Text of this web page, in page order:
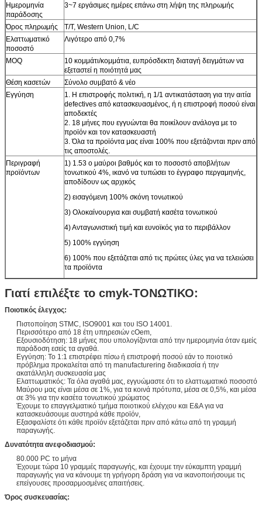
Ημερομηνία
παράδοσης
3~7 εργάσιμες ημέρες επάνω στη λήψη της πληρωμής
Όρος πληρωμής
T/T, Western Union, L/C
Ελαττωματικό
ποσοστό
Λιγότερο από 0,7%
MOQ
10 κομμάτι/κομμάτια, ευπρόσδεκτη διαταγή δειγμάτων να
εξεταστεί η ποιότητά μας
Θέση κασετών
Σύνολο συμβατό & νέο
Εγγύηση
1. Η επιστροφής πολιτική, η 1/1 αντικατάσταση για την αιτία
defectives από κατασκευασμένος, ή η επιστροφή ποσού είναι
αποδεκτές
2. 18 μήνες που εγγυώνται θα ποικίλουν ανάλογα με το
προϊόν και τον κατασκευαστή
3. Όλα τα προϊόντα μας είναι 100% που εξετάζονται πριν από
τις αποστολές.
Περιγραφή
προϊόντων
1) 1.53 ο μαύροι βαθμός και το ποσοστό αποβλήτων
τονωτικού 4%, ικανό να τυπώσει το έγγραφο περγαμηνής,
αποδίδουν ως αρχικός
2) εισαγόμενη 100% σκόνη τονωτικού
3) Ολοκαίνουργια και συμβατή κασέτα τονωτικού
4) Ανταγωνιστική τιμή και ευνοϊκός για το περιβάλλον
5) 100% εγγύηση
6) 100% που εξετάζεται από τις πρώτες ύλες για να τελειώσει
τα προϊόντα
Γιατί επιλέξτε το cmyk-ΤΟΝΩΤΙΚΟ:
Ποιοτικός έλεγχος:
Πιστοποίηση STMC, ISO9001 και του ISO 14001.
Περισσότερο από 18 έτη υπηρεσιών cOem,
Εξουσιοδότηση: 18 μήνες που υπολογίζονται από την ημερομηνία όταν εμείς
παράδοση εσείς τα αγαθά.
Εγγύηση: Το 1:1 επιστρέφει πίσω ή επιστροφή ποσού εάν το ποιοτικό
πρόβλημα προκαλείται από τη manufacturering διαδικασία ή την
ακατάλληλη συσκευασία μας
Ελαττωματικός: Τα όλα αγαθά μας, εγγυώμαστε ότι το ελαττωματικό ποσοστό
Μαύρου μας είναι μέσα σε 1%, για τα κοινά πρότυπα, μέσα σε 0,5%, και μέσα
σε 3% για την κασέτα τονωτικού χρώματος
Έχουμε το επαγγελματικό τμήμα ποιοτικού ελέγχου και Ε&Α για να
κατασκευάσουμε αυστηρά κάθε προϊόν,
Εξασφαλίστε ότι κάθε προϊόν εξετάζεται πριν από κάτω από τη γραμμή
παραγωγής.
Δυνατότητα ανεφοδιασμού:
80.000 PC το μήνα
Έχουμε τώρα 10 γραμμές παραγωγής, και έχουμε την εύκαμπτη γραμμή
παραγωγής για να κάνουμε τη γρήγορη δράση για να ικανοποιήσουμε τις
επείγουσες προσαρμοσμένες απαιτήσεις.
Όρος συσκευασίας: